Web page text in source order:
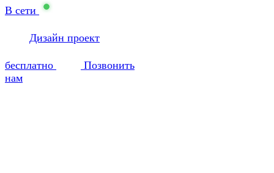
В сети
Дизайн проект
бесплатно
Позвонить
нам